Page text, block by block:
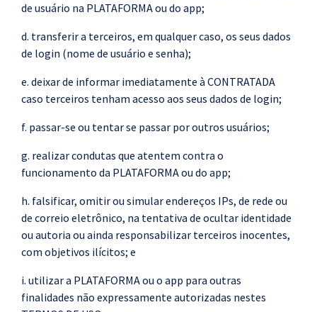
de usuário na PLATAFORMA ou do app;
d. transferir a terceiros, em qualquer caso, os seus dados
de login (nome de usuário e senha);
e. deixar de informar imediatamente à CONTRATADA
caso terceiros tenham acesso aos seus dados de login;
f. passar-se ou tentar se passar por outros usuários;
g. realizar condutas que atentem contra o
funcionamento da PLATAFORMA ou do app;
h. falsificar, omitir ou simular endereços IPs, de rede ou
de correio eletrônico, na tentativa de ocultar identidade
ou autoria ou ainda responsabilizar terceiros inocentes,
com objetivos ilícitos; e
i. utilizar a PLATAFORMA ou o app para outras
finalidades não expressamente autorizadas nestes